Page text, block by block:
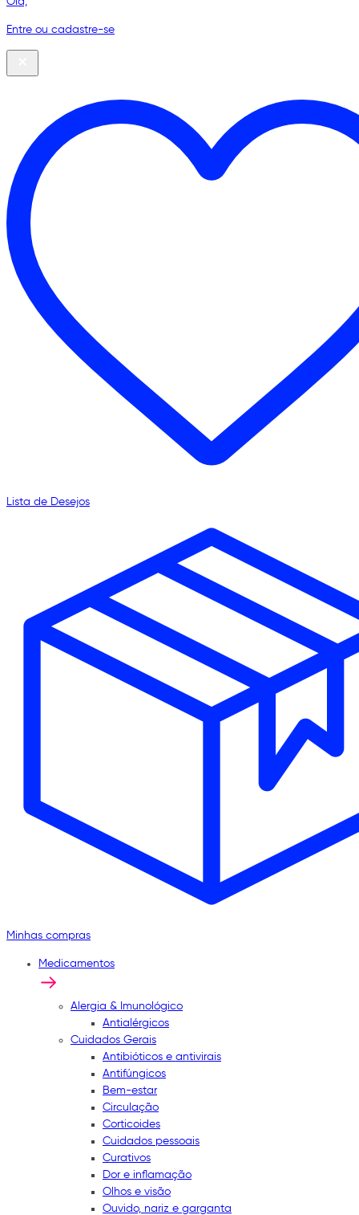
Entre ou cadastre-se
Lista de Desejos
Minhas compras
Medicamentos
Alergia & Imunológico
Antialérgicos
Cuidados Gerais
Antibióticos e antivirais
Antifúngicos
Bem-estar
Circulação
Corticoides
Cuidados pessoais
Curativos
Dor e inflamação
Olhos e visão
Ouvido, nariz e garganta